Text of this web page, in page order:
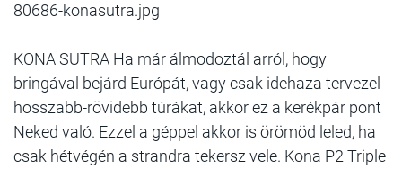
80686-konasutra.jpg
KONA SUTRA Ha már álmodoztál arról, hogy
bringával bejárd Európát, vagy csak idehaza tervezel
hosszabb-rövidebb túrákat, akkor ez a kerékpár pont
Neked való. Ezzel a géppel akkor is örömöd leled, ha
csak hétvégén a strandra tekersz vele. Kona P2 Triple